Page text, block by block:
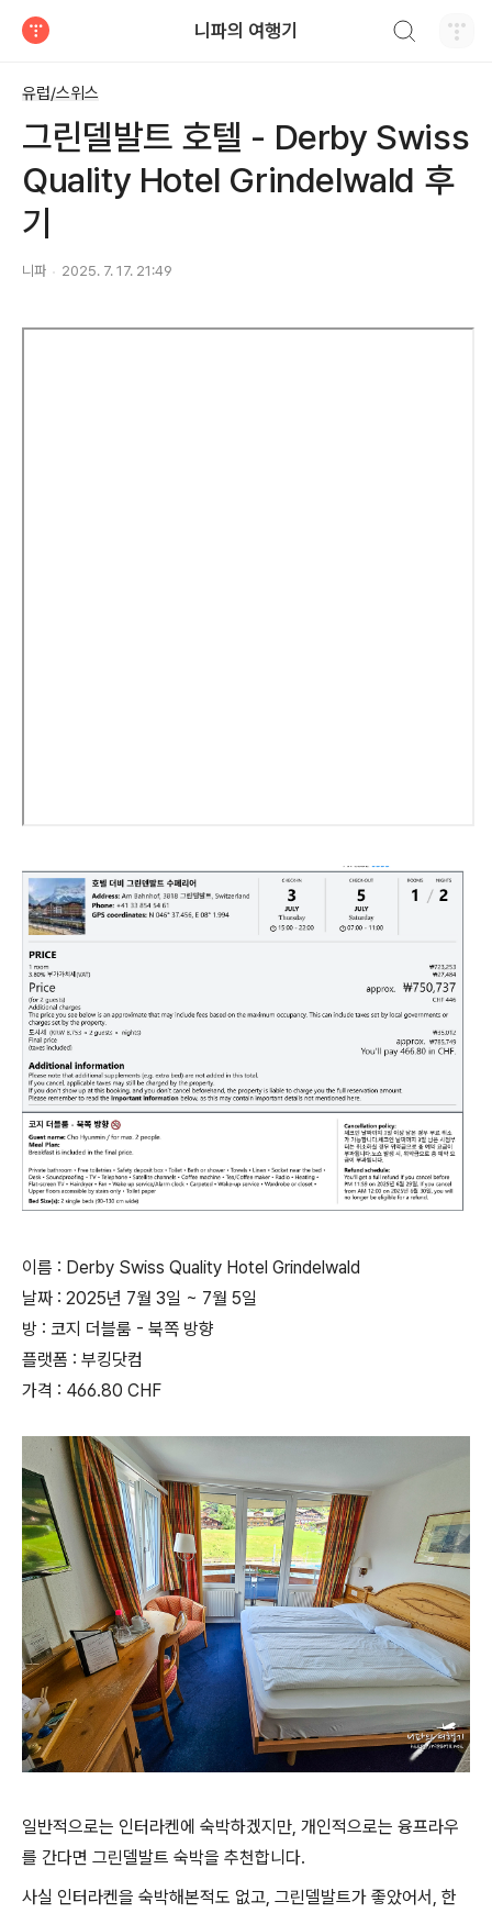
니파의 여행기
유럽/스위스
그린델발트 호텔 - Derby Swiss
Quality Hotel Grindelwald 후
기
니파 2025. 7. 17. 21:49
이름 : Derby Swiss Quality Hotel Grindelwald
날짜 : 2025년 7월 3일 ~ 7월 5일
방 : 코지 더블룸 - 북쪽 방향
플랫폼 : 부킹닷컴
가격 : 466.80 CHF
일반적으로는 인터라켄에 숙박하겠지만, 개인적으로는 융프라우
를 간다면 그린델발트 숙박을 추천합니다.
사실 인터라켄을 숙박해본적도 없고, 그린델발트가 좋았어서, 한